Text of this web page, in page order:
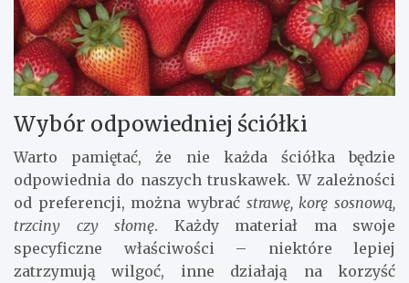
Wybór odpowiedniej ściółki
Warto pamiętać, że nie każda ściółka będzie
odpowiednia do naszych truskawek. W zależności
od preferencji, można wybrać strawę, korę sosnową,
trzciny czy słomę. Każdy materiał ma swoje
specyficzne właściwości – niektóre lepiej
zatrzymują wilgoć, inne działają na korzyść